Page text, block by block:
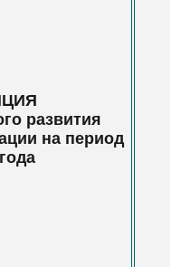
развития
на период